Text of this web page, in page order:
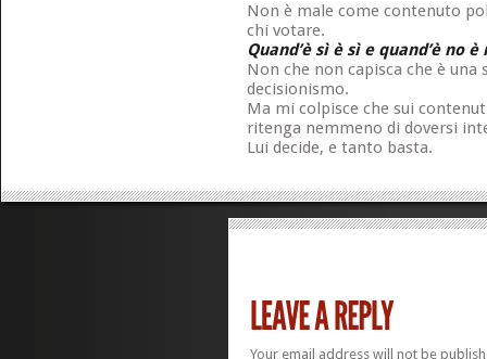
Non è male come contenuto
chi votare.
Quand’è sì è sì e quand’è no è
Non che non capisca che è
decisionismo.
Ma mi colpisce che sui
ritenga nemmeno di doversi
Lui decide, e tanto basta.
Your email address will not be